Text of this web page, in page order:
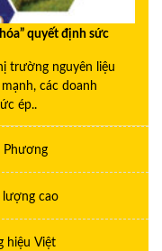
quyết định sức
trường nguyên liệu
các doanh
ép..
Phương
lượng cao
hiệu Việt